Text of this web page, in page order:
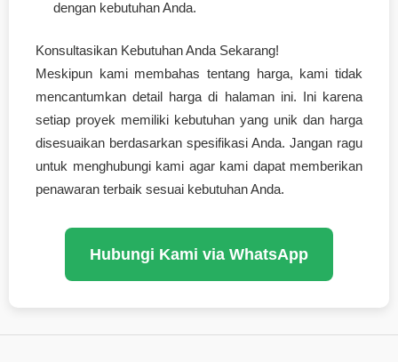
dengan kebutuhan Anda.
Konsultasikan Kebutuhan Anda Sekarang!
Meskipun kami membahas tentang harga, kami tidak
mencantumkan detail harga di halaman ini. Ini karena
setiap proyek memiliki kebutuhan yang unik dan harga
disesuaikan berdasarkan spesifikasi Anda. Jangan ragu
untuk menghubungi kami agar kami dapat memberikan
penawaran terbaik sesuai kebutuhan Anda.
Hubungi Kami via WhatsApp